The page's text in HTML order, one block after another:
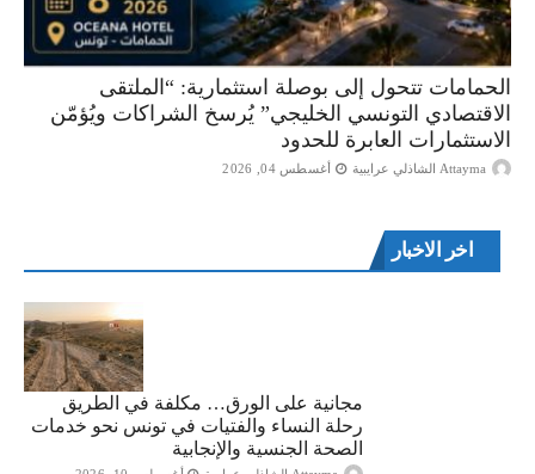
الحمامات تتحول إلى بوصلة استثمارية: “الملتقى
الاقتصادي التونسي الخليجي” يُرسخ الشراكات ويُؤمّن
الاستثمارات العابرة للحدود
Attayma الشاذلي عرايبية أغسطس 04, 2026
اخر الاخبار
مجانية على الورق… مكلفة في الطريق
رحلة النساء والفتيات في تونس نحو خدمات
الصحة الجنسية والإنجابية